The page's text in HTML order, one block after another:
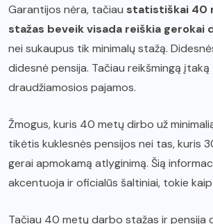
Garantijos nėra, tačiau statistiškai 40
stažas beveik visada reiškia gerokai
nei sukaupus tik minimalų stažą.
didesnė pensija. Tačiau reikšmingą
draudžiamosios pajamos.
Žmogus, kuris 40 metų dirbo už
tikėtis kuklesnės pensijos nei tas, kuris
gerai apmokamą atlyginimą. Šią
akcentuoja ir oficialūs šaltiniai, tokie kaip
Tačiau 40 metų darbo stažas ir pensija